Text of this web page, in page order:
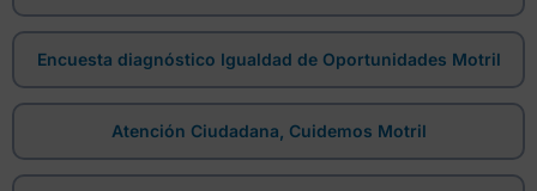
Encuesta diagnóstico Igualdad de Oportunidades Motril
Atención Ciudadana, Cuidemos Motril